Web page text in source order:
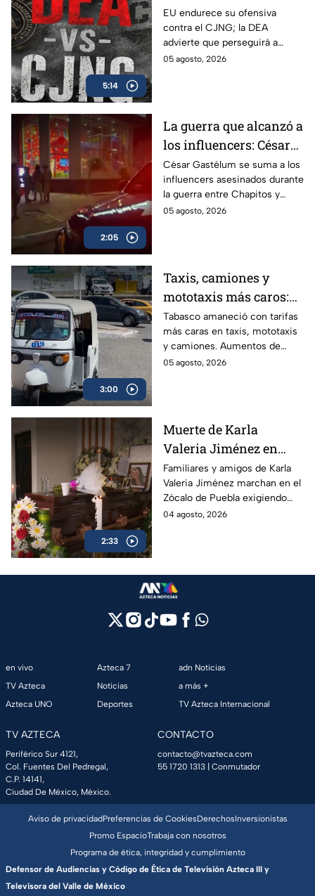
5:14
advierte que también
irá por políticos que
protejan al cártel
EU endurece su ofensiva
contra el CJNG; la DEA
advierte que perseguirá a
políticos que protejan al cártel
05 agosto, 2026
2:05
La guerra que alcanzó a
los influencers: César
Gastélum se suma a
lista de asesinados
entre guerra de
Chapitos-Mayiza
César Gastélum se suma a los
influencers asesinados durante
la guerra entre Chapitos y
Mayiza; conoce los casos
05 agosto, 2026
3:00
Taxis, camiones y
mototaxis más caros:
Tabasco eleva hasta
20% las tarifas del
transporte público
Tabasco amaneció con tarifas
más caras en taxis, mototaxis
y camiones. Aumentos de
hasta 20% golpean el bolsillo
acondicionado.
05 agosto, 2026
2:33
Muerte de Karla
Valeria Jiménez en
Puebla: familiares
denuncian violencia y
tráfico de influencias
en Fiscalía
Familiares y amigos de Karla
Valeria Jiménez marchan en el
Zócalo de Puebla exigiendo
justicia. Denuncian signos de
04 agosto, 2026
en vivo
TV Azteca
Azteca UNO
Azteca 7
Noticias
Deportes
adn Noticias
a más +
TV Azteca Internacional
TV AZTECA
Periférico Sur 4121,
Col. Fuentes Del Pedregal,
C.P. 14141,
Ciudad De México, México.
CONTACTO
contacto@tvazteca.com
55 1720 1313 | Conmutador
Aviso de privacidadPreferencias de CookiesDerechosInversionistas
Promo EspacioTrabaja con nosotros
Programa de ética, integridad y cumplimiento
Defensor de Audiencias y Código de Ética de Televisión Azteca III y
Televisora del Valle de México